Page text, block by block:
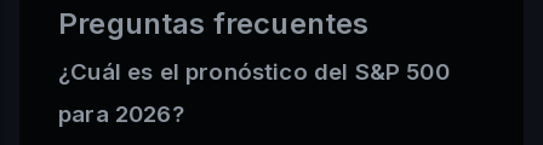
Preguntas frecuentes
¿Cuál es el pronóstico del S&P 500
para 2026?